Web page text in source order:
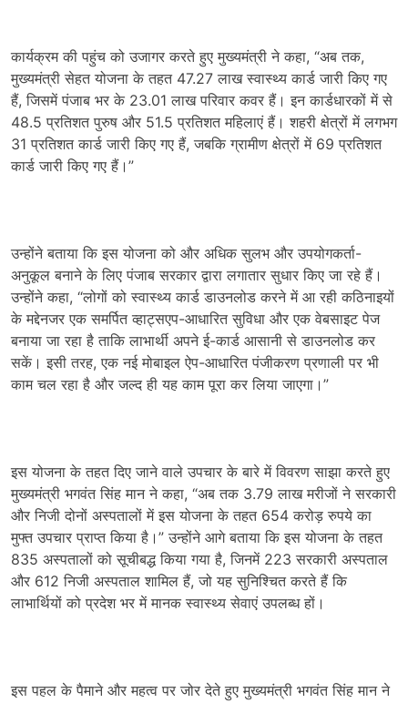
कार्यक्रम की पहुंच को उजागर करते हुए मुख्यमंत्री ने कहा, “अब तक,
मुख्यमंत्री सेहत योजना के तहत 47.27 लाख स्वास्थ्य कार्ड जारी किए गए
हैं, जिसमें पंजाब भर के 23.01 लाख परिवार कवर हैं। इन कार्डधारकों में से
48.5 प्रतिशत पुरुष और 51.5 प्रतिशत महिलाएं हैं। शहरी क्षेत्रों में लगभग
31 प्रतिशत कार्ड जारी किए गए हैं, जबकि ग्रामीण क्षेत्रों में 69 प्रतिशत
कार्ड जारी किए गए हैं।”
उन्होंने बताया कि इस योजना को और अधिक सुलभ और उपयोगकर्ता-
अनुकूल बनाने के लिए पंजाब सरकार द्वारा लगातार सुधार किए जा रहे हैं।
उन्होंने कहा, “लोगों को स्वास्थ्य कार्ड डाउनलोड करने में आ रही कठिनाइयों
के मद्देनजर एक समर्पित व्हाट्सएप-आधारित सुविधा और एक वेबसाइट पेज
बनाया जा रहा है ताकि लाभार्थी अपने ई-कार्ड आसानी से डाउनलोड कर
सकें। इसी तरह, एक नई मोबाइल ऐप-आधारित पंजीकरण प्रणाली पर भी
काम चल रहा है और जल्द ही यह काम पूरा कर लिया जाएगा।”
इस योजना के तहत दिए जाने वाले उपचार के बारे में विवरण साझा करते हुए
मुख्यमंत्री भगवंत सिंह मान ने कहा, “अब तक 3.79 लाख मरीजों ने सरकारी
और निजी दोनों अस्पतालों में इस योजना के तहत 654 करोड़ रुपये का
मुफ्त उपचार प्राप्त किया है।” उन्होंने आगे बताया कि इस योजना के तहत
835 अस्पतालों को सूचीबद्ध किया गया है, जिनमें 223 सरकारी अस्पताल
और 612 निजी अस्पताल शामिल हैं, जो यह सुनिश्चित करते हैं कि
लाभार्थियों को प्रदेश भर में मानक स्वास्थ्य सेवाएं उपलब्ध हों।
इस पहल के पैमाने और महत्व पर जोर देते हुए मुख्यमंत्री भगवंत सिंह मान ने